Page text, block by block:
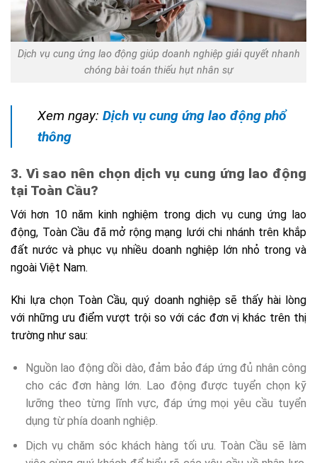
Dịch vụ cung ứng lao động giúp doanh nghiệp giải quyết nhanh
chóng bài toán thiếu hụt nhân sự
Xem ngay: Dịch vụ cung ứng lao động phổ
thông
3. Vì sao nên chọn dịch vụ cung ứng lao động
tại Toàn Cầu?
Với hơn 10 năm kinh nghiệm trong dịch vụ cung ứng lao
động, Toàn Cầu đã mở rộng mạng lưới chi nhánh trên khắp
đất nước và phục vụ nhiều doanh nghiệp lớn nhỏ trong và
ngoài Việt Nam.
Khi lựa chọn Toàn Cầu, quý doanh nghiệp sẽ thấy hài lòng
với những ưu điểm vượt trội so với các đơn vị khác trên thị
trường như sau:
Nguồn lao động dồi dào, đảm bảo đáp ứng đủ nhân công
cho các đơn hàng lớn. Lao động được tuyển chọn kỹ
lưỡng theo từng lĩnh vực, đáp ứng mọi yêu cầu tuyển
dụng từ phía doanh nghiệp.
Dịch vụ chăm sóc khách hàng tối ưu. Toàn Cầu sẽ làm